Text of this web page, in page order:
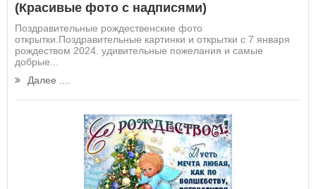
(Красивые фото с надписями)
Поздравительные рождественские фото
открытки.Поздравительные картинки и открытки с 7 января
рождеством 2024. удивительные пожелания и самые
добрые...
Далее ....